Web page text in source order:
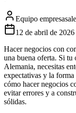
Equipo
12 de abril de 2026
Hacer negocios con
una buena oferta. Si tu
Alemania, necesitas
expectativas y la forma
cómo hacer negocios
evitar errores y a
sólidas.